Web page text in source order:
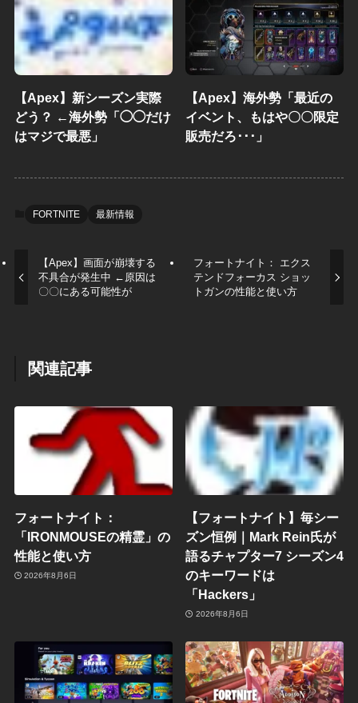
【Apex】新シーズン実際
どう？ ←海外勢「◯◯だけ
はマジで最悪」
【Apex】海外勢「最近の
イベント、もはや〇〇限定
販売だろ･･･」
FORTNITE 最新情報
【Apex】画面が崩壊する
不具合が発生中 ←原因は
〇〇にある可能性が
フォートナイト： エクス
テンドフォーカス ショッ
トガンの性能と使い方
関連記事
フォートナイト：
「IRONMOUSEの精霊」の
性能と使い方
2026年8月6日
【フォートナイト】毎シー
ズン恒例｜Mark Rein氏が
語るチャプター7 シーズン4
のキーワードは
「Hackers」
2026年8月6日